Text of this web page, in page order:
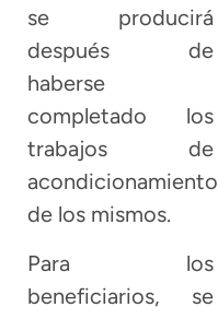
se producirá
después de
haberse
completado los
trabajos de
acondicionamiento
de los mismos.
Para los
beneficiarios, se